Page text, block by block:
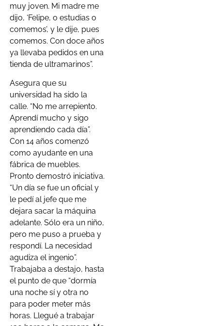
muy joven. Mi madre me
dijo, ‘Felipe, o estudias o
comemos’, y le dije, pues
comemos. Con doce años
ya llevaba pedidos en una
tienda de ultramarinos”.
Asegura que su
universidad ha sido la
calle. “No me arrepiento.
Aprendí mucho y sigo
aprendiendo cada día”.
Con 14 años comenzó
como ayudante en una
fábrica de muebles.
Pronto demostró iniciativa.
“Un día se fue un oficial y
le pedí al jefe que me
dejara sacar la máquina
adelante. Sólo era un niño,
pero me puso a prueba y
respondí. La necesidad
agudiza el ingenio”.
Trabajaba a destajo, hasta
el punto de que “dormía
una noche sí y otra no
para poder meter más
horas. Llegué a trabajar